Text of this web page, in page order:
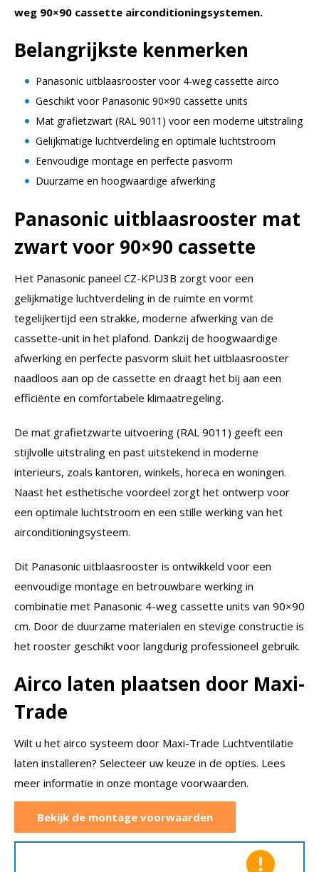
weg 90×90 cassette airconditioningsystemen.
Belangrijkste kenmerken
Panasonic uitblaasrooster voor 4-weg cassette airco
Geschikt voor Panasonic 90×90 cassette units
Mat grafietzwart (RAL 9011) voor een moderne uitstraling
Gelijkmatige luchtverdeling en optimale luchtstroom
Eenvoudige montage en perfecte pasvorm
Duurzame en hoogwaardige afwerking
Panasonic uitblaasrooster mat
zwart voor 90×90 cassette
Het Panasonic paneel CZ-KPU3B zorgt voor een
gelijkmatige luchtverdeling in de ruimte en vormt
tegelijkertijd een strakke, moderne afwerking van de
cassette-unit in het plafond. Dankzij de hoogwaardige
afwerking en perfecte pasvorm sluit het uitblaasrooster
naadloos aan op de cassette en draagt het bij aan een
efficiënte en comfortabele klimaatregeling.
De mat grafietzwarte uitvoering (RAL 9011) geeft een
stijlvolle uitstraling en past uitstekend in moderne
interieurs, zoals kantoren, winkels, horeca en woningen.
Naast het esthetische voordeel zorgt het ontwerp voor
een optimale luchtstroom en een stille werking van het
airconditioningsysteem.
Dit Panasonic uitblaasrooster is ontwikkeld voor een
eenvoudige montage en betrouwbare werking in
combinatie met Panasonic 4-weg cassette units van 90×90
cm. Door de duurzame materialen en stevige constructie is
het rooster geschikt voor langdurig professioneel gebruik.
Airco laten plaatsen door Maxi-
Trade
Wilt u het airco systeem door Maxi-Trade Luchtventilatie
laten installeren? Selecteer uw keuze in de opties. Lees
meer informatie in onze montage voorwaarden.
Bekijk de montage voorwaarden